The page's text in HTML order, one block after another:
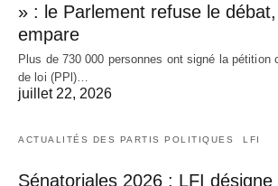
» : le Parlement refuse le débat,
empare
Plus de 730 000 personnes ont signé la pétition
de loi (PPl)…
juillet 22, 2026
ACTUALITÉS DES PARTIS POLITIQUES LFI
Sénatoriales 2026 : LFI